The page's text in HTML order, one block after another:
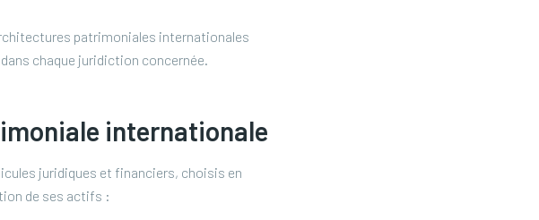
patrimoniales internationales
chaque juridiction concernée.
internationale
juridiques et financiers, choisis en
de ses actifs :